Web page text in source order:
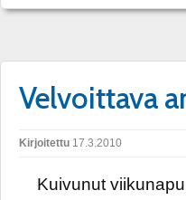
Velvoittava
Kirjoitettu 17.3.2010
Kuivunut